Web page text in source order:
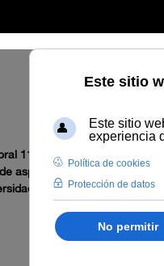
111/2025, de 14 de
aspirantes a desempeñar